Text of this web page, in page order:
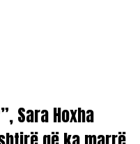
Sara Hoxha